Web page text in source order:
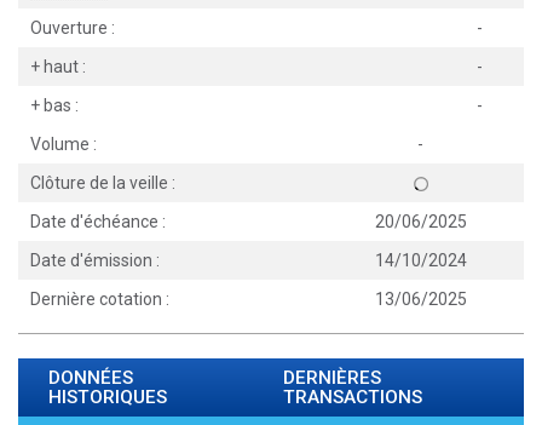
Ouverture :
-
+ haut :
-
+ bas :
-
Volume :
-
Clôture de la veille :
Date d'échéance :
20/06/2025
Date d'émission :
14/10/2024
Dernière cotation :
13/06/2025
DONNÉES
HISTORIQUES
DERNIÈRES
TRANSACTIONS